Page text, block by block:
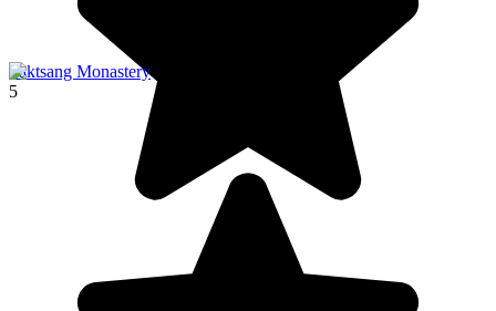
Taktsang Monastery
5